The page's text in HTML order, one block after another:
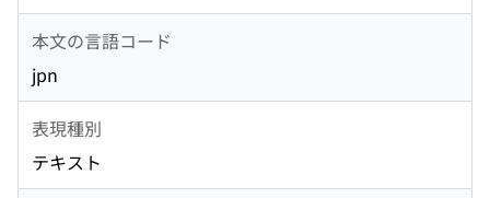
本文の言語コード
jpn
表現種別
テキスト